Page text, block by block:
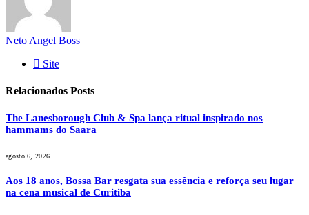
Neto Angel Boss
Site
Relacionados Posts
The Lanesborough Club & Spa lança ritual inspirado nos
hammams do Saara
agosto 6, 2026
Aos 18 anos, Bossa Bar resgata sua essência e reforça seu lugar
na cena musical de Curitiba